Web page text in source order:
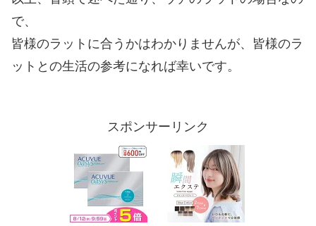
で、
皆様のラットに合うかはわかりませんが、皆様のラ
ットとの生活の参考になれば幸いです。
スポンサーリンク